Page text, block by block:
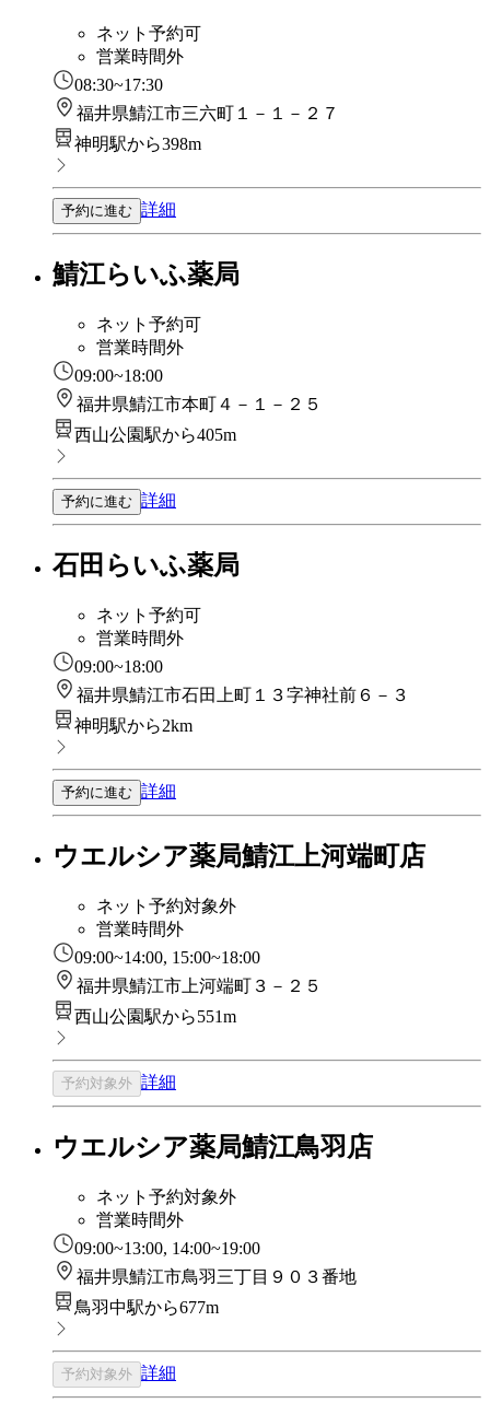
ネット予約可
営業時間外
08:30~17:30
福井県鯖江市三六町１－１－２７
神明駅から398m
予約に進む 詳細
鯖江らいふ薬局
ネット予約可
営業時間外
09:00~18:00
福井県鯖江市本町４－１－２５
西山公園駅から405m
予約に進む 詳細
石田らいふ薬局
ネット予約可
営業時間外
09:00~18:00
福井県鯖江市石田上町１３字神社前６－３
神明駅から2km
予約に進む 詳細
ウエルシア薬局鯖江上河端町店
ネット予約対象外
営業時間外
09:00~14:00, 15:00~18:00
福井県鯖江市上河端町３－２５
西山公園駅から551m
予約対象外 詳細
ウエルシア薬局鯖江鳥羽店
ネット予約対象外
営業時間外
09:00~13:00, 14:00~19:00
福井県鯖江市鳥羽三丁目９０３番地
鳥羽中駅から677m
予約対象外 詳細